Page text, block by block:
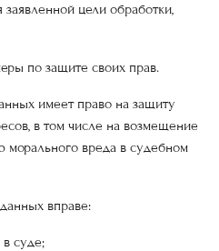
цели обработки,
по защите своих прав.
имеет право на защиту
в том числе на возмещение
морального вреда в судебном
вправе:
суде;